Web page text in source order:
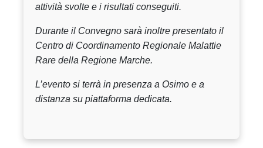
attività svolte e i risultati conseguiti.
Durante il Convegno sarà inoltre presentato il
Centro di Coordinamento Regionale Malattie
Rare della Regione Marche.
L’evento si terrà in presenza a Osimo e a
distanza su piattaforma dedicata.